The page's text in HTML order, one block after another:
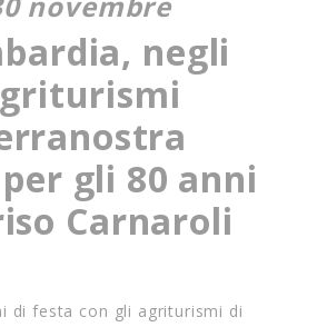
negli
gli 80 anni
Carnaroli
di festa con gli agriturismi di